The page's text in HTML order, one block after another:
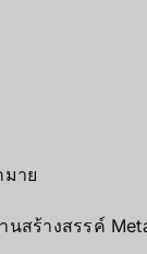
มาย
สร้างสรรค์